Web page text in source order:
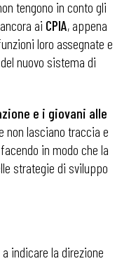
tengono in conto gli
ai CPIA, appena
loro assegnate e
nuovo sistema di
e i giovani alle
non lasciano traccia e
in modo che la
strategie di sviluppo
indicare la direzione